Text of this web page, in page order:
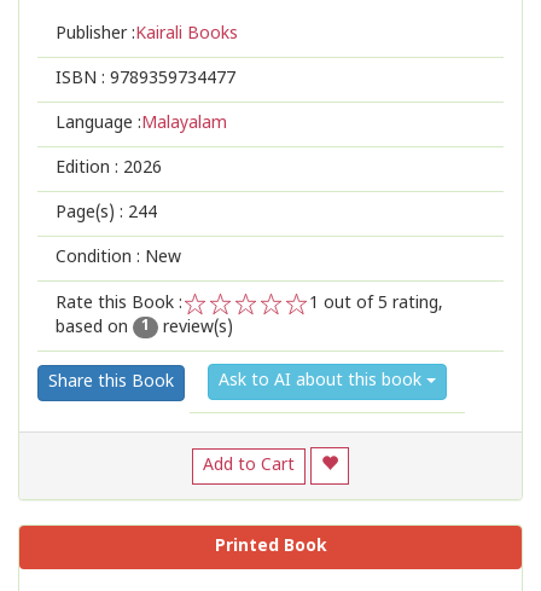
Publisher :Kairali Books
ISBN : 9789359734477
Language :Malayalam
Edition : 2026
Page(s) : 244
Condition : New
Rate this Book :
2
1
1 out of 5 rating,
based on
1 review(s)
Share this Book Ask to AI about this book
Add to Cart
Printed Book